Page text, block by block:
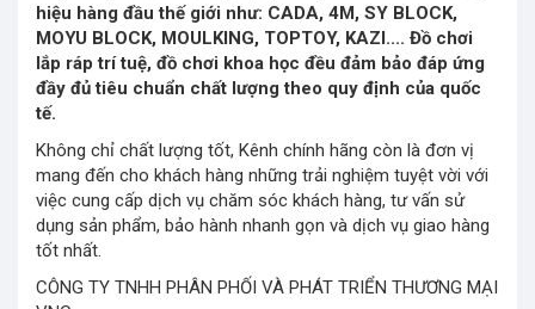
hiệu hàng đầu thế giới như: CADA, 4M, SY BLOCK,
MOYU BLOCK, MOULKING, TOPTOY, KAZI.... Đồ chơi
lắp ráp trí tuệ, đồ chơi khoa học đều đảm bảo đáp ứng
đầy đủ tiêu chuẩn chất lượng theo quy định của quốc
tế.
Không chỉ chất lượng tốt, Kênh chính hãng còn là đơn vị
mang đến cho khách hàng những trải nghiệm tuyệt vời với
việc cung cấp dịch vụ chăm sóc khách hàng, tư vấn sử
dụng sản phẩm, bảo hành nhanh gọn và dịch vụ giao hàng
tốt nhất.
CÔNG TY TNHH PHÂN PHỐI VÀ PHÁT TRIỂN THƯƠNG MẠI